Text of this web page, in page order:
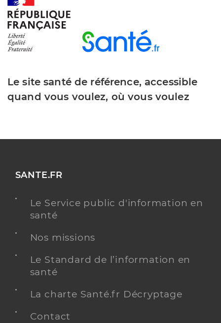
Le site santé de référence, accessible
quand vous voulez, où vous voulez
SANTE.FR
Le Service public d'information en
santé
Nos missions
Le Standard de l’information en
santé
La charte Santé.fr Décryptage
Contact